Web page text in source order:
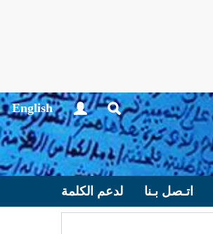
English
اتـصل بـنا لدعم الكلمة